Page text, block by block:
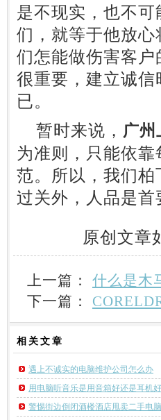
是不现实，也不
们，就等于他放
们怎能做伤害客
很重要，建立诚
已。
暂时来说， 广州
为准则，只能依
范。所以，我们
过关外，人品是
原创文章
上一篇： 什么是木
下一篇：
相关 文章
遇上不诚实的电脑维护公司怎么办
用电脑听音乐是用音箱好还是耳机好
警惕街边倒闭酒楼酒店甩卖二手电